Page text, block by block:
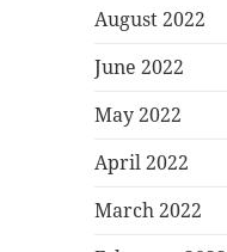
August 2022
June 2022
May 2022
April 2022
March 2022